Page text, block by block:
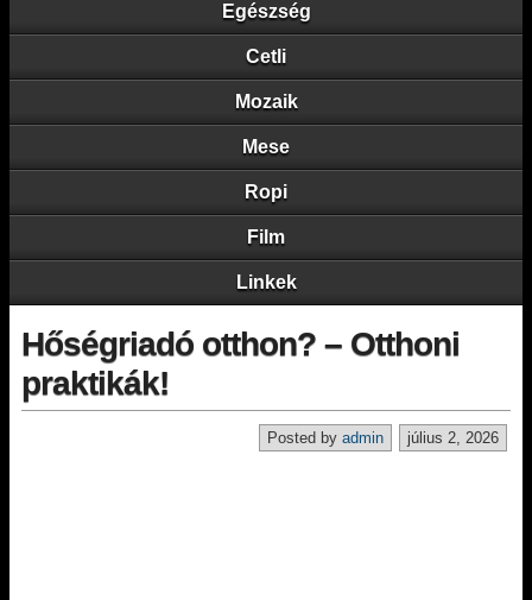
Egészség
Cetli
Mozaik
Mese
Ropi
Film
Linkek
Hőségriadó otthon? – Otthoni
praktikák!
július 2, 2026
Posted by admin